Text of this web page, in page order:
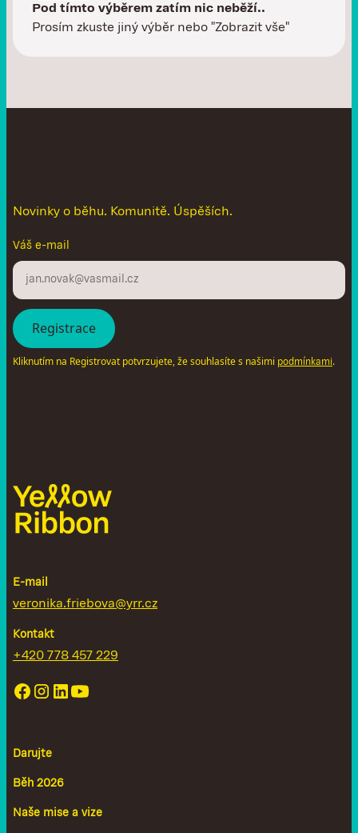
Pod tímto výběrem zatím nic neběží..
Prosím zkuste jiný výběr nebo "Zobrazit vše"
Nenechte si utéct n
Novinky o běhu. Komunitě. Úspěších.
Váš e-mail
Kliknutím na Registrovat potvrzujete, že souhlasíte s našimi podmínkami.
E-mail
veronika.friebova@yrr.cz
Kontakt
+420 778 457 229
Darujte
Běh 2026
Naše mise a vize